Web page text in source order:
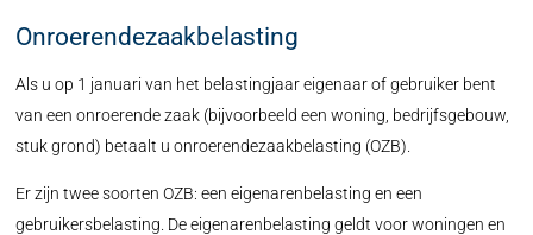
Onroerendezaakbelasting
Als u op 1 januari van het belastingjaar eigenaar of gebruiker bent
van een onroerende zaak (bijvoorbeeld een woning, bedrijfsgebouw,
stuk grond) betaalt u onroerendezaakbelasting (OZB).
Er zijn twee soorten OZB: een eigenarenbelasting en een
gebruikersbelasting. De eigenarenbelasting geldt voor woningen en